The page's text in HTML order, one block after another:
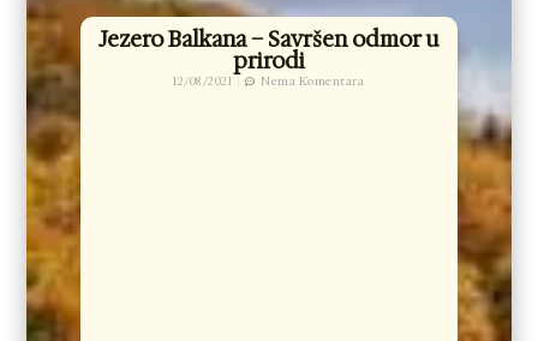
Jezero Balkana – Savršen odmor u
prirodi
12/08/2021 Nema Komentara